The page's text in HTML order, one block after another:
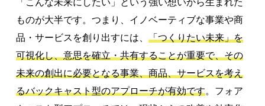
「こんな未来にしたい」という強い想いから生まれた
ものが大半です。つまり、イノベーティブな事業や商
品・サービスを創り出すには、 「つくりたい未来」を
可視化し、意思を確立・共有することが重要で、その
未来の創出に必要となる事業、商品、サービスを考え
るバックキャスト型のアプローチが有効です。フォア